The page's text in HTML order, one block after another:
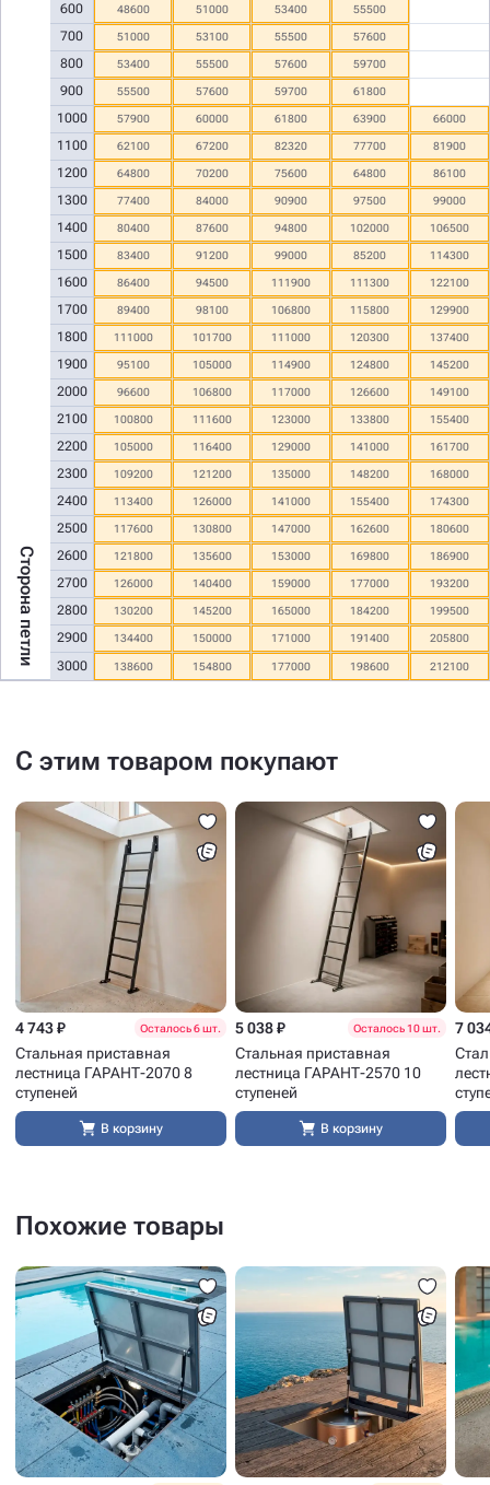
Сторона петли
600
700
800
900
1000
1100
1200
1300
1400
1500
1600
1700
1800
1900
2000
2100
2200
2300
2400
2500
2600
2700
2800
2900
3000
48600 51000 53400 55500
51000 53100 55500 57600
53400 55500 57600 59700
55500 57600 59700 61800
57900 60000 61800 63900 66000
62100 67200 82320 77700 81900
64800 70200 75600 64800 86100
77400 84000 90900 97500 99000
80400 87600 94800 102000 106500
83400 91200 99000 85200 114300
86400 94500 111900 111300 122100
89400 98100 106800 115800 129900
111000 101700 111000 120300 137400
95100 105000 114900 124800 145200
96600 106800 117000 126600 149100
100800 111600 123000 133800 155400
105000 116400 129000 141000 161700
109200 121200 135000 148200 168000
113400 126000 141000 155400 174300
117600 130800 147000 162600 180600
121800 135600 153000 169800 186900
126000 140400 159000 177000 193200
130200 145200 165000 184200 199500
134400 150000 171000 191400 205800
138600 154800 177000 198600 212100
С этим товаром покупают
4 743 ₽ Осталось 6 шт.
Стальная приставная
лестница ГАРАНТ-2070 8
ступеней
В корзину
5 038 ₽ Осталось 10 шт.
Стальная приставная
лестница ГАРАНТ-2570 10
ступеней
В корзину
7
Похожие товары